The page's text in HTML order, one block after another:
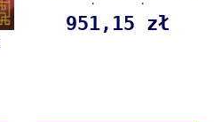
Party - The Apothecary
DiariesCena
951,15 zł